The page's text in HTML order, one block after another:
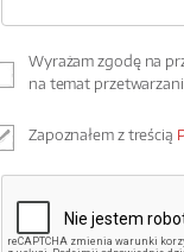
Wyrażam zgodę na
na temat
Zapoznałem z treścią